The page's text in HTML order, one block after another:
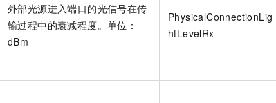
外部光源进入端口的光信号在传
输过程中的衰减程度。单位：
dBm
PhysicalConnectionLig
htLevelRx